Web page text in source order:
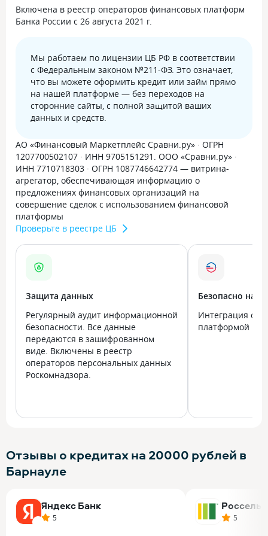
Включена в реестр операторов финансовых платформ
Банка России с 26 августа 2021 г.
Мы работаем по лицензии ЦБ РФ в соответствии
с Федеральным законом №211-ФЗ. Это означает,
что вы можете оформить кредит или займ прямо
на нашей платформе — без переходов на
сторонние сайты, с полной защитой ваших
данных и средств.
АО «Финансовый Маркетплейс Сравни.ру» · ОГРН
1207700502107 · ИНН 9705151291. ООО «Сравни.ру» ·
ИНН 7710718303 · ОГРН 1087746642774 — витрина-
агрегатор, обеспечивающая информацию о
предложениях финансовых организаций на
совершение сделок с использованием финансовой
платформы
Проверьте в реестре ЦБ
Защита данных
Регулярный аудит информационной
безопасности. Все данные
передаются в зашифрованном
виде. Включены в реестр
операторов персональных данных
Роскомнадзора.
Безопасно на
Интеграция с
платформой
Отзывы о кредитах на 20000 рублей в
Барнауле
Яндекс Банк
5 5